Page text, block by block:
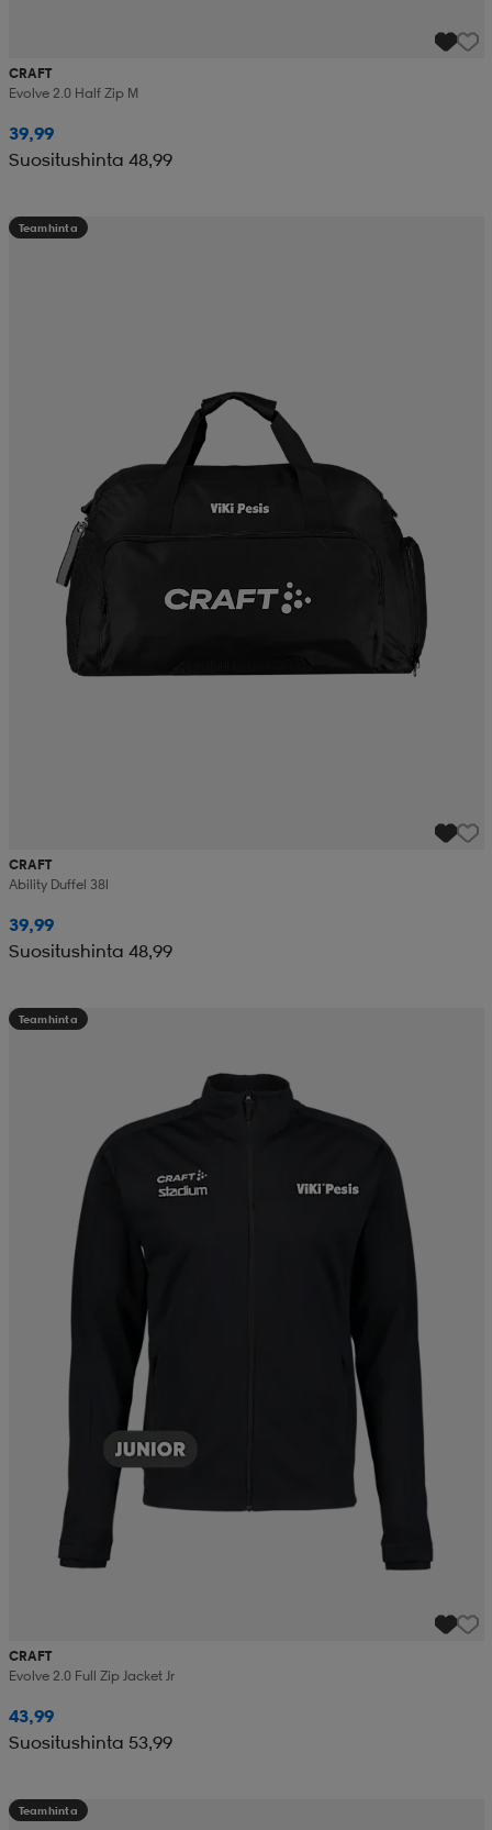
CRAFT
Evolve 2.0 Half Zip M
39,99
Suositushinta 48,99
Teamhinta
CRAFT
Ability Duffel 38l
39,99
Suositushinta 48,99
Teamhinta
CRAFT
Evolve 2.0 Full Zip Jacket Jr
43,99
Suositushinta 53,99
Teamhinta